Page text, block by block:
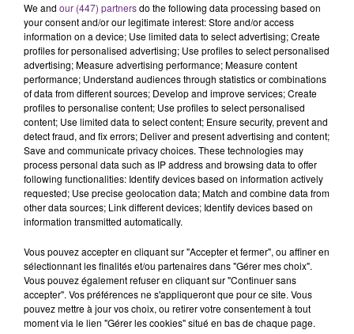
7 août 2026
LA CENTRALE NUCLÉAIRE DE CHOOZ
TOUJOURS À L'ARRÊT
Cela fait déjà une semaine que la centrale
nucléaire ardennaise est à l'arrêt. Une situation
justifiée par la sécheresse intense qui est toujours
présente.
7 août 2026
LE MAGASIN JOUÉCLUB DE REIMS FERME
SES PORTES
C'était l'une des institutions du centre-ville
We and our (447) partnersdo the following data processing based on
your consent and/or our legitimate interest: Store and/or access
information on a device; Use limited data to select advertising; Create
profiles for personalised advertising; Use profiles to select personalised
advertising; Measure advertising performance; Measure content
performance; Understand audiences through statistics or combinations
of data from different sources; Develop and improve services; Create
profiles to personalise content; Use profiles to select personalised
content; Use limited data to select content; Ensure security, prevent and
detect fraud, and fix errors; Deliver and present advertising and content;
Save and communicate privacy choices. These technologies may
process personal data such as IP address and browsing data to offer
following functionalities: Identify devices based on information actively
requested; Use precise geolocation data; Match and combine data from
other data sources; Link different devices; Identify devices based on
information transmitted automatically.
Vous pouvez accepter en cliquant sur "Accepter et fermer", ou affiner en
sélectionnant les finalités et/ou partenaires dans "Gérer mes choix".
Vous pouvez également refuser en cliquant sur "Continuer sans
accepter". Vos préférences ne s'appliqueront que pour ce site. Vous
pouvez mettre à jour vos choix, ou retirer votre consentement à tout
moment via le lien "Gérer les cookies" situé en bas de chaque page.